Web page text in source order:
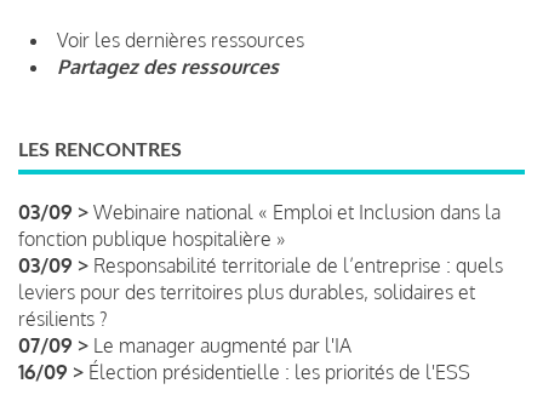
Voir les dernières ressources
Partagez des ressources
LES RENCONTRES
03/09 > Webinaire national « Emploi et Inclusion dans la
fonction publique hospitalière »
03/09 > Responsabilité territoriale de l’entreprise : quels
leviers pour des territoires plus durables, solidaires et
résilients ?
07/09 > Le manager augmenté par l'IA
16/09 > Élection présidentielle : les priorités de l'ESS